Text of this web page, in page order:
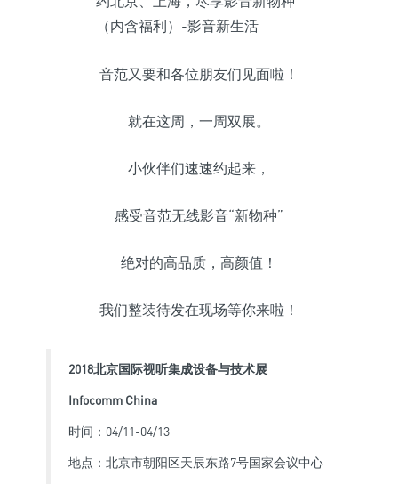
音范又要和各位朋友们见面啦！
就在这周，一周双展。
小伙伴们速速约起来，
感受音范无线影音“新物种”
绝对的高品质，高颜值！
我们整装待发在现场等你来啦！
2018北京国际视听集成设备与技术展
Infocomm China
时间：04/11-04/13
地点：北京市朝阳区天辰东路7号国家会议中心